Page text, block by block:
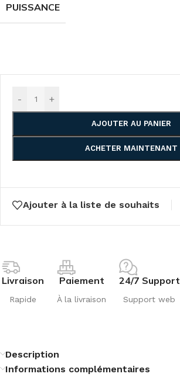
PUISSANCE
- +
AJOUTER AU PANIER
ACHETER MAINTENANT
Ajouter à la liste de souhaits
Livraison
Rapide
Paiement
À la livraison
24/7 Support
Support web
Description
Informations complémentaires